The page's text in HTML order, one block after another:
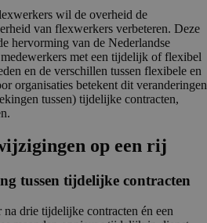
wil de overheid de
van flexwerkers verbeteren. Deze
hervorming van de Nederlandse
met een tijdelijk of flexibel
en de verschillen tussen flexibele en
organisaties betekent dit veranderingen
tussen) tijdelijke contracten,
op een rij
tussen tijdelijke contracten
drie tijdelijke contracten én een